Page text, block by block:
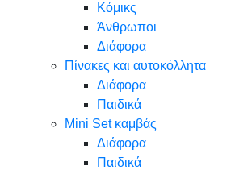
Κόμικς
Άνθρωποι
Διάφορα
Πίνακες και αυτοκόλλητα
Διάφορα
Παιδικά
Mini Set καμβάς
Διάφορα
Παιδικά